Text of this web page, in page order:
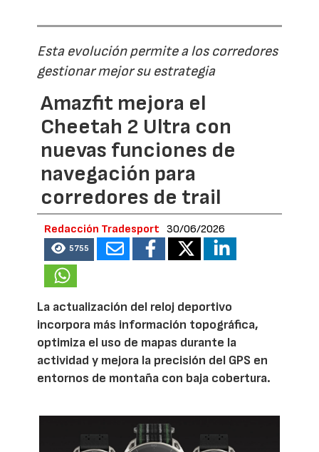
Esta evolución permite a los corredores
gestionar mejor su estrategia
Amazfit mejora el
Cheetah 2 Ultra con
nuevas funciones de
navegación para
corredores de trail
Redacción Tradesport 30/06/2026
5755
La actualización del reloj deportivo
incorpora más información topográfica,
optimiza el uso de mapas durante la
actividad y mejora la precisión del GPS en
entornos de montaña con baja cobertura.